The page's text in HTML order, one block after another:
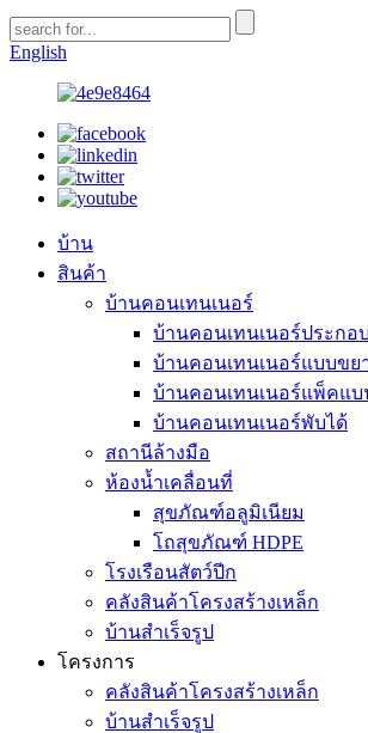
English
บ้าน
สินค้า
บ้านคอนเทนเนอร์
บ้านคอนเทนเนอร์ประกอบ
บ้านคอนเทนเนอร์แบบขย
บ้านคอนเทนเนอร์แพ็คแบ
บ้านคอนเทนเนอร์พับได้
สถานีล้างมือ
ห้องน้ำเคลื่อนที่
สุขภัณฑ์อลูมิเนียม
โถสุขภัณฑ์ HDPE
โรงเรือนสัตว์ปีก
คลังสินค้าโครงสร้างเหล็ก
บ้านสำเร็จรูป
โครงการ
คลังสินค้าโครงสร้างเหล็ก
บ้านสำเร็จรูป